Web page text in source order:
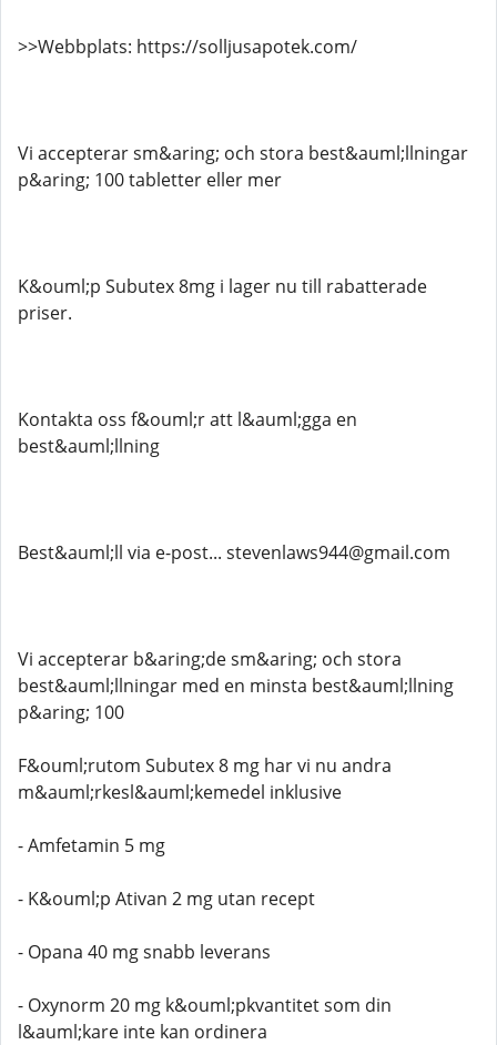
>>Webbplats: https://solljusapotek.com/
Vi accepterar sm&aring; och stora best&auml;llningar
p&aring; 100 tabletter eller mer
K&ouml;p Subutex 8mg i lager nu till rabatterade
priser.
Kontakta oss f&ouml;r att l&auml;gga en
best&auml;llning
Best&auml;ll via e-post... stevenlaws944@gmail.com
Vi accepterar b&aring;de sm&aring; och stora
best&auml;llningar med en minsta best&auml;llning
p&aring; 100
F&ouml;rutom Subutex 8 mg har vi nu andra
m&auml;rkesl&auml;kemedel inklusive
- Amfetamin 5 mg
- K&ouml;p Ativan 2 mg utan recept
- Opana 40 mg snabb leverans
- Oxynorm 20 mg k&ouml;pkvantitet som din
l&auml;kare inte kan ordinera